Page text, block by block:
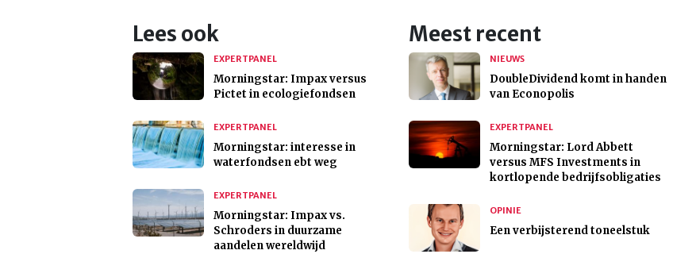
Lees ook
EXPERTPANEL
Morningstar: Impax versus
Pictet in ecologiefondsen
EXPERTPANEL
Morningstar: interesse in
waterfondsen ebt weg
EXPERTPANEL
Morningstar: Impax vs.
Schroders in duurzame
aandelen wereldwijd
Meest recent
NIEUWS
DoubleDividend komt in handen
van Econopolis
EXPERTPANEL
Morningstar: Lord Abbett
versus MFS Investments in
kortlopende bedrijfsobligaties
OPINIE
Een verbijsterend toneelstuk